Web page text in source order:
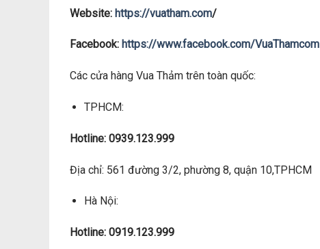
Website: https://vuatham.com/
Facebook: https://www.facebook.com/VuaThamcom
Các cửa hàng Vua Thảm trên toàn quốc:
TPHCM:
Hotline: 0939.123.999
Địa chỉ: 561 đường 3/2, phường 8, quận 10,TPHCM
Hà Nội:
Hotline: 0919.123.999